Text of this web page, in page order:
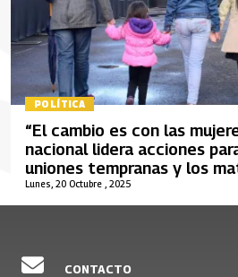
POLÍTICA
Lunes, 20 Octubre , 2025
“El cambio es con las
nacional lidera acciones
uniones tempranas y los
infantiles en Colombia
CONTACTO